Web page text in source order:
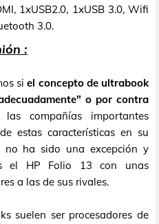
1xUSB2.0, 1xUSB 3.0, Wifi
3.0.
:
siel concepto de ultrabook
o por contra
las compañías importantes
estas características en su
no ha sido una excepción y
el HP Folio 13 con unas
a las de sus rivales.
suelen ser procesadores de